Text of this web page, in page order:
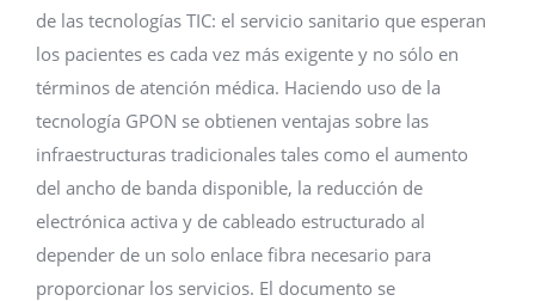
de las tecnologías TIC: el servicio sanitario que esperan
los pacientes es cada vez más exigente y no sólo en
términos de atención médica. Haciendo uso de la
tecnología GPON se obtienen ventajas sobre las
infraestructuras tradicionales tales como el aumento
del ancho de banda disponible, la reducción de
electrónica activa y de cableado estructurado al
depender de un solo enlace fibra necesario para
proporcionar los servicios. El documento se